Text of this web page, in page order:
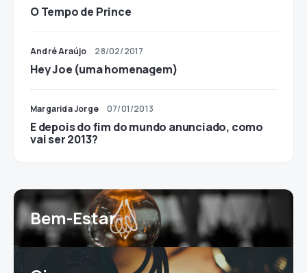
O Tempo de Prince
André Araújo 28/02/2017
Hey Joe (uma homenagem)
Margarida Jorge 07/01/2013
E depois do fim do mundo anunciado, como
vai ser 2013?
Bem-Estar